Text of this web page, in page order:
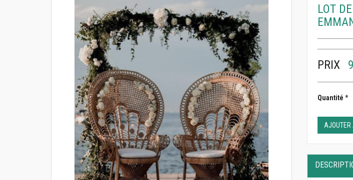
LOT
PRIX
Quantité *
AJOUTER